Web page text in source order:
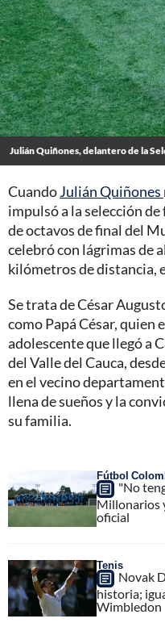
Julián Quiñones, delantero de la
CuandoJulián Quiñones
impulsó a la selección
de octavos de final del
celebró con lágrimas de
kilómetros de distancia,
Se trata de César
como Papá César, quien
adolescente que llegó a
del Valle del Cauca,
en el vecino
llena de sueños y la
su familia.
Fútbol
"No
Millonarios
oficial
Tenis
Novak
historia;
Wimbledon